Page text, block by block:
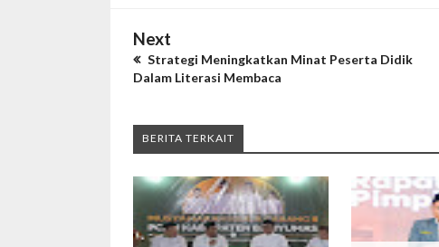
Next
Strategi Meningkatkan Minat Peserta Didik
Dalam Literasi Membaca
BERITA TERKAIT